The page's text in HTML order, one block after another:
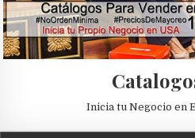
Inicia tu Negocio en